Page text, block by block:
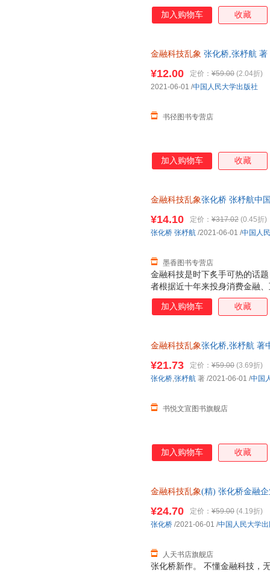
加入购物车 收藏
金融科技乱象 张化桥,张杼航
¥12.00 定价： ¥59.00 (2.04折)
书径图书专营店
2021-06-01 /中国人民大学出版社
加入购物车 收藏
金融科技乱象张化桥 张杼航中
金融科技是时下炙手可热的话
者根据近十年来投身消费金融
刻分析了当前金融科技产业变
际化的广阔视野对比本土与国
¥14.10 定价： ¥317.02 (0.45折)
墨香图书专营店
张化桥 张杼航 /2021-06-01 /中国人
加入购物车 收藏
金融科技乱象张化桥,张杼航 著
¥21.73 定价： ¥59.00 (3.69折)
书悦文宣图书旗舰店
张化桥,张杼航 著 /2021-06-01 /中国
加入购物车 收藏
金融科技乱象(精) 张化桥金融
张化桥新作。 不懂金融科技，
¥24.70 定价： ¥59.00 (4.19折)
人天书店旗舰店
张化桥 /2021-06-01 /中国人民大学